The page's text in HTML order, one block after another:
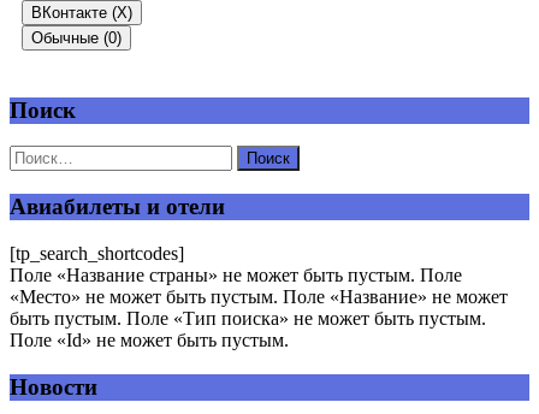
ВКонтакте (X)
Обычные (0)
Добавить комментарий
Ваш адрес email не будет опубликован.
Поиск
Авиабилеты и отели
[tp_search_shortcodes]
Поле «Название страны» не может быть пустым. Поле
«Место» не может быть пустым. Поле «Название» не может
быть пустым. Поле «Тип поиска» не может быть пустым.
Поле «Id» не может быть пустым.
Новости